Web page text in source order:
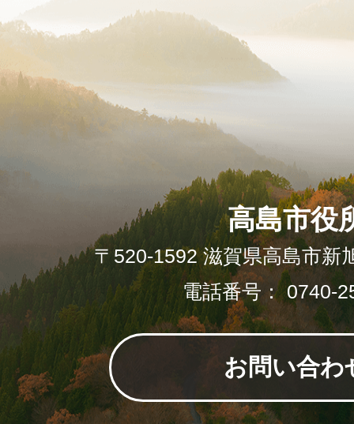
高島市役
〒520-1592 滋賀県高島市新
電話番号： 0740-
お問い合わ